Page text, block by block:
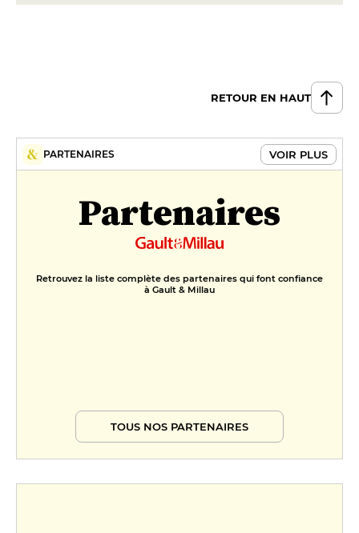
RETOUR EN HAUT
PARTENAIRES VOIR PLUS
Partenaires
Retrouvez la liste complète des partenaires qui font confiance
à Gault & Millau
TOUS NOS PARTENAIRES